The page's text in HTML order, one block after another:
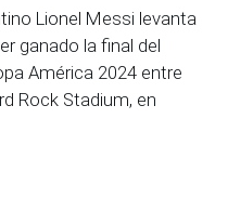
Lionel Messi levanta
ganado la final del
América 2024 entre
Rock Stadium, en